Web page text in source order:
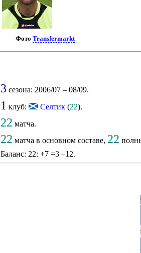
Фото Transfermarkt
3 сезона: 2006/07 – 08/09.
1 клуб: Селтик(22).
22 матча.
22 матча в основном составе, 22
Баланс: 22: +7 =3 –12.